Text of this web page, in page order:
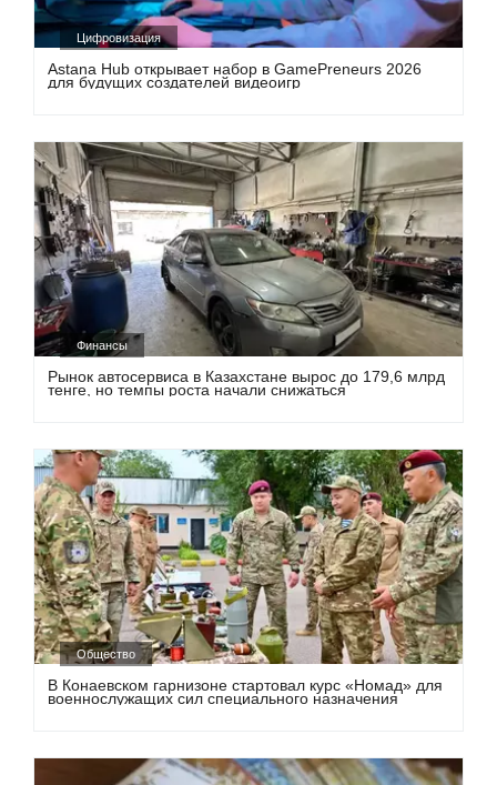
Цифровизация
Astana Hub открывает набор в GamePreneurs 2026
для будущих создателей видеоигр
Финансы
Рынок автосервиса в Казахстане вырос до 179,6 млрд
тенге, но темпы роста начали снижаться
Общество
В Конаевском гарнизоне стартовал курс «Номад» для
военнослужащих сил специального назначения